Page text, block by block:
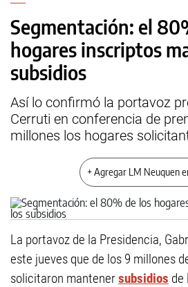
Segmentación: el
hogares inscriptos
subsidios
Así lo confirmó la portavoz
Cerruti en conferencia de
millones los hogares
+ Agregar LM Neuquen
La portavoz de la Presidencia,
este jueves que de los 9 millones
solicitaron mantenersubsidios de